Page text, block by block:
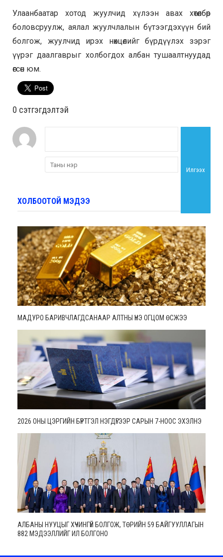
Улаанбаатар хотод жуулчид хүлээн авах хөтөлбөр
боловсруулж, аялал жуулчлалын бүтээгдэхүүн бий
болгож, жуулчид ирэх нөхцөлийг бүрдүүлэх зэрэг
үүрэг даалгаврыг холбогдох албан тушаалтнуудад
өгсөн юм.
0 cэтгэгдэлтэй
Илгээх
ХОЛБООТОЙ МЭДЭЭ
МАДУРО БАРИВЧЛАГДСАНААР АЛТНЫ ҮНЭ ОГЦОМ ӨСЖЭЭ
2026 ОНЫ ЦЭРГИЙН БҮРТГЭЛ НЭГДҮГЭЭР САРЫН 7-НООС ЭХЭЛНЭ
АЛБАНЫ НУУЦЫГ ХҮЧИНГҮЙ БОЛГОЖ, ТӨРИЙН 59 БАЙГУУЛЛАГЫН
882 МЭДЭЭЛЛИЙГ ИЛ БОЛГОНО